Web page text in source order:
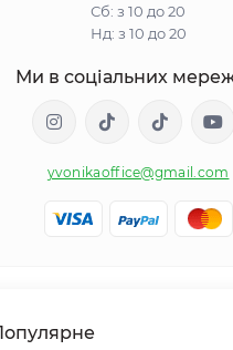
Сб: з 10 до 20
Нд: з 10 до 20
Ми в соціальних
yvonikaoffice@gmail.com